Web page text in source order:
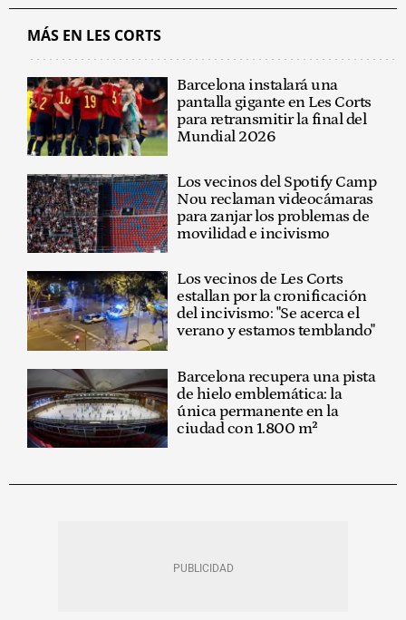
MÁS EN LES CORTS
Barcelona instalará una
pantalla gigante en Les Corts
para retransmitir la final del
Mundial 2026
Los vecinos del Spotify Camp
Nou reclaman videocámaras
para zanjar los problemas de
movilidad e incivismo
Los vecinos de Les Corts
estallan por la cronificación
del incivismo: "Se acerca el
verano y estamos temblando"
Barcelona recupera una pista
de hielo emblemática: la
única permanente en la
ciudad con 1.800 m²